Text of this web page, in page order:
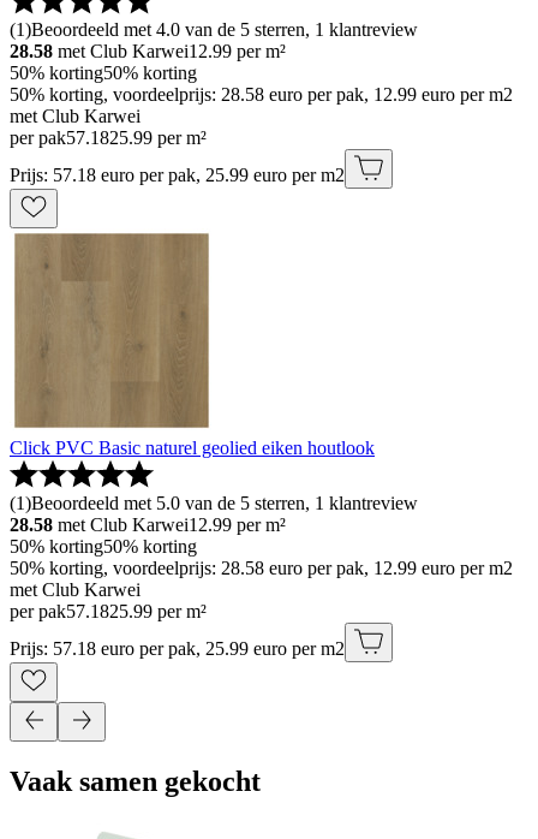
(1)Beoordeeld met 4.0 van de 5 sterren, 1 klantreview
28.58 met Club Karwei12.99 per m²
50% korting50% korting
50% korting, voordeelprijs: 28.58 euro per pak, 12.99 euro per m2
met Club Karwei
per pak57.1825.99 per m²
Prijs: 57.18 euro per pak, 25.99 euro per m2
Click PVC Basic naturel geolied eiken houtlook
(1)Beoordeeld met 5.0 van de 5 sterren, 1 klantreview
28.58 met Club Karwei12.99 per m²
50% korting50% korting
50% korting, voordeelprijs: 28.58 euro per pak, 12.99 euro per m2
met Club Karwei
per pak57.1825.99 per m²
Prijs: 57.18 euro per pak, 25.99 euro per m2
Vaak samen gekocht